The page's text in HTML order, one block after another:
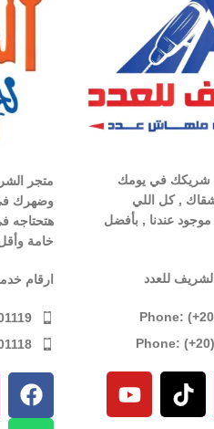
شريكك في يومك
, كل اللي
عندنا , بأفضل
للعدد
Phone:
Phone:
متجر
وضهرك
هتحتاجه
خامة
ارقام